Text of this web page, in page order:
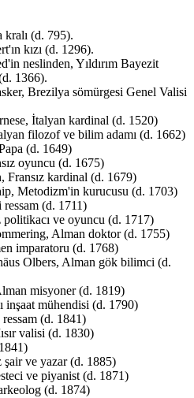
(d. 795).
kızı (d. 1296).
neslinden, Yıldırım Bayezit
1366).
Brezilya sömürgesi Genel Valisi
İtalyan kardinal (d. 1520)
filozof ve bilim adamı (d. 1662)
(d. 1649)
oyuncu (d. 1675)
Fransız kardinal (d. 1679)
Metodizm'in kurucusu (d. 1703)
(d. 1711)
ve oyuncu (d. 1717)
Alman doktor (d. 1755)
imparatoru (d. 1768)
Olbers, Alman gök bilimci (d.
misyoner (d. 1819)
inşaat mühendisi (d. 1790)
(d. 1841)
valisi (d. 1830)
ve yazar (d. 1885)
ve piyanist (d. 1871)
(d. 1874)